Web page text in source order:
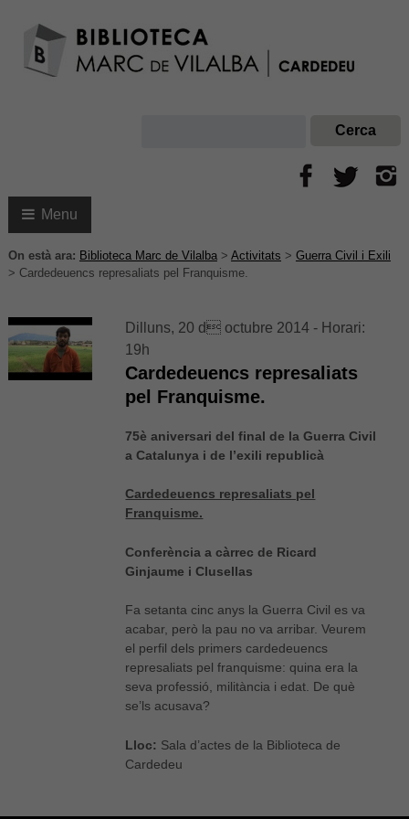
Menu
On està ara: Biblioteca Marc de Vilalba> Activitats > Guerra Civil i Exili
> Cardedeuencs represaliats pel Franquisme.
Dilluns, 20 d octubre 2014 - Horari:
19h
Cardedeuencs represaliats
pel Franquisme.
75è aniversari del final de la Guerra Civil
a Catalunya i de l’exili republicà
Cardedeuencs represaliats pel
Franquisme.
Conferència a càrrec de Ricard
Ginjaume i Clusellas
Fa setanta cinc anys la Guerra Civil es va
acabar, però la pau no va arribar. Veurem
el perfil dels primers cardedeuencs
represaliats pel franquisme: quina era la
seva professió, militància i edat. De què
se’ls acusava?
Lloc: Sala d’actes de la Biblioteca de
Cardedeu